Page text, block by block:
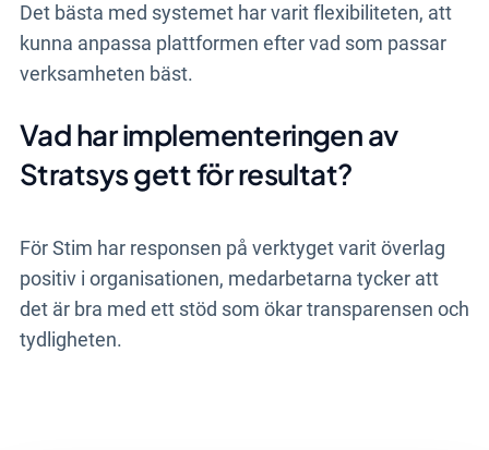
Det bästa med systemet har varit flexibiliteten, att
kunna anpassa plattformen efter vad som passar
verksamheten bäst.
Vad har implementeringen av
Stratsys gett för resultat?
För Stim har responsen på verktyget varit överlag
positiv i organisationen, medarbetarna tycker att
det är bra med ett stöd som ökar transparensen och
tydligheten.